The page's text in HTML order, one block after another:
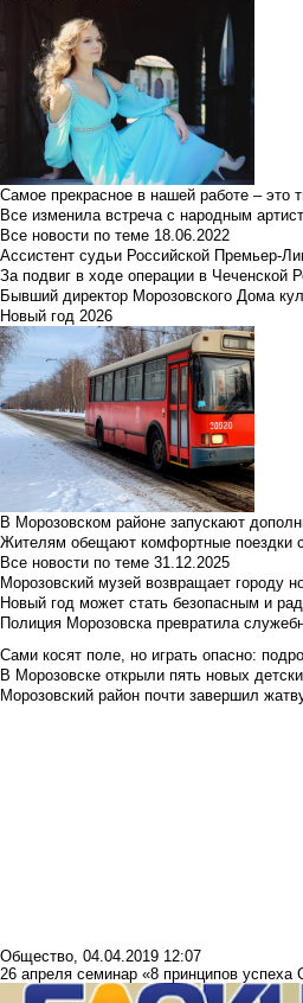
Самое прекрасное в нашей работе – это
Все изменила встреча с народным
Все новости по теме 18.06.2022
Ассистент судьи Российской Премьер-
За подвиг в ходе операции в Чеченской
Бывший директор Морозовского Дома
Новый год 2026
В Морозовском районе запускают
Жителям обещают комфортные поездки
Все новости по теме 31.12.2025
Морозовский музей возвращает городу
Новый год может стать безопасным и
Полиция Морозовска превратила
Сами косят поле, но играть опасно:
В Морозовске открыли пять новых
Морозовский район почти завершил
Общество, 04.04.2019 12:07
26 апреля семинар «8 принципов